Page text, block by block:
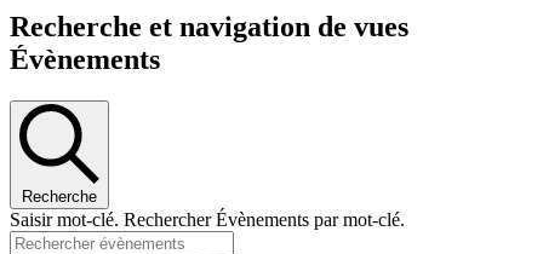
Recherche et navigation de vues
Évènements
Recherche
Saisir mot-clé. Rechercher Évènements par mot-clé.